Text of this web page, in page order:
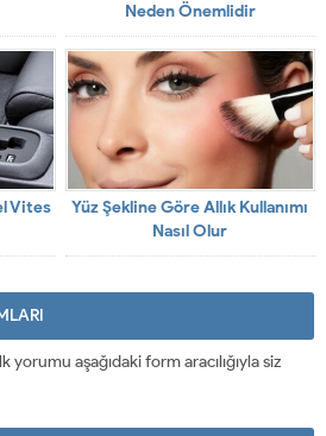
Neden Önemlidir
Vites
Yüz Şekline Göre Allık Kullanımı
Nasıl Olur
yorumu aşağıdaki form aracılığıyla siz